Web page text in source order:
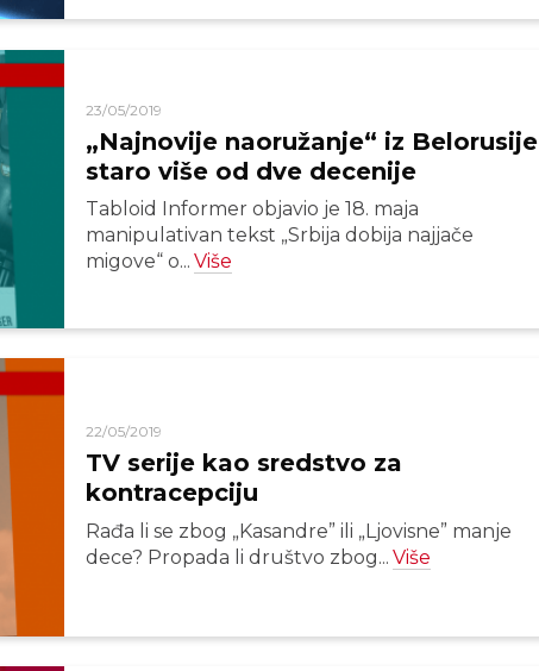
23/05/2019
„Najnovije naoružanje“ iz Belorusije
staro više od dve decenije
Tabloid Informer objavio je 18. maja
manipulativan tekst „Srbija dobija najjače
migove“ o... Više
22/05/2019
TV serije kao sredstvo za
kontracepciju
Rađa li se zbog „Kasandre” ili „Ljovisne” manje
dece? Propada li društvo zbog... Više